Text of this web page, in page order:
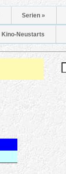
Serien »
Kino-Neustarts